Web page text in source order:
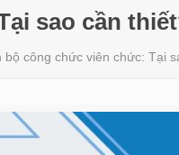
sao cần
bộ công chức viên chức: Tại